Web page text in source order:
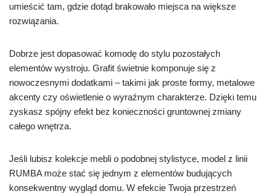
umieścić tam, gdzie dotąd brakowało miejsca na większe
rozwiązania.
Dobrze jest dopasować komodę do stylu pozostałych
elementów wystroju. Grafit świetnie komponuje się z
nowoczesnymi dodatkami – takimi jak proste formy, metalowe
akcenty czy oświetlenie o wyraźnym charakterze. Dzięki temu
zyskasz spójny efekt bez konieczności gruntownej zmiany
całego wnętrza.
Jeśli lubisz kolekcje mebli o podobnej stylistyce, model z linii
RUMBA może stać się jednym z elementów budujących
konsekwentny wygląd domu. W efekcie Twoja przestrzeń